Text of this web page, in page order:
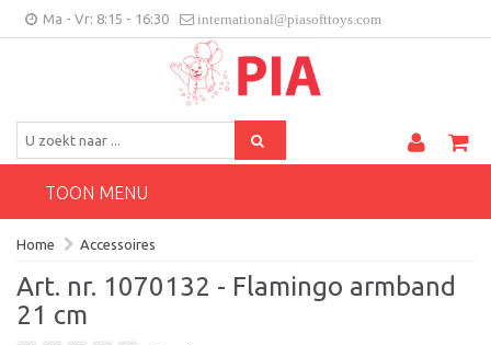
Ma - Vr: 8:15 - 16:30 international@piasofttoys.com
Klantenfeedback
BE/NL
TOON MENU
Home Accessoires
Art. nr. 1070132 - Flamingo armband
21 cm